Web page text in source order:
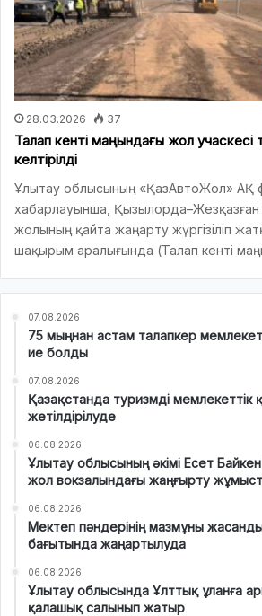
28.03.2026 37
Талап кенті маңындағы жол учаскесі
келтірілді
Ұлытау облысының «ҚазАвтоЖол» АҚ
хабарлауынша,
жолының қайта жаңарту жүргізіліп
шақырым аралығында (Талап кенті
07.08.2026
75 мыңнан астам талапкер
ие болды
07.08.2026
Қазақстанда туризмді мемлекеттік
жетілдірілуде
06.08.2026
Ұлытау облысының әкімі Есет
жол вокзалындағы жаңғырту
06.08.2026
Мектеп пәндерінің мазмұны
бағытында жаңартылуда
06.08.2026
Ұлытау облысында Ұлттық ұланға
қалашық салынып жатыр